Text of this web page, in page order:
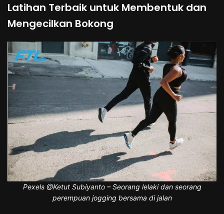
Latihan Terbaik untuk Membentuk dan
Mengecilkan Bokong
Pexels @Ketut Subiyanto – Seorang lelaki dan seorang
perempuan jogging bersama di jalan